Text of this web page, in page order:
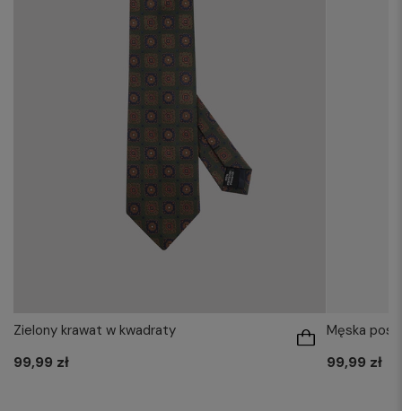
Zielony krawat w kwadraty
99,99 zł
Męska
99,99 zł